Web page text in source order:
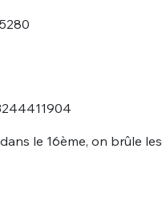
le 16ème, on brûle les